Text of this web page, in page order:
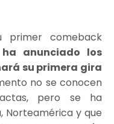
primer comeback
ha anunciado los
su primera gira
no se conocen
pero se ha
Norteamérica y que